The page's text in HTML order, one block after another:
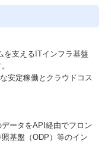
を支えるITインフラ基盤
安定稼働とクラウドコス
ータをAPI経由でフロン
基盤（ODP）等のイン